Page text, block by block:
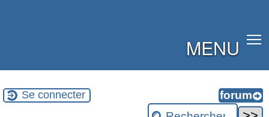
MENU
Se connecter